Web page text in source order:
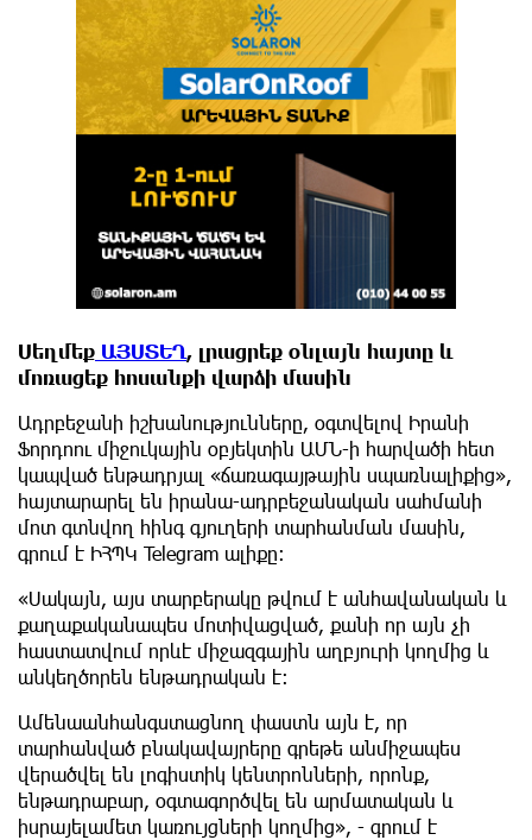
Սեղմեք ԱՅՍՏԵՂ, լրացրեք օնլայն հայտը և
մոռացեք հոսանքի վարձի մասին
Ադրբեջանի իշխանությունները, օգտվելով Իրանի
Ֆորդոու միջուկային օբյեկտին ԱՄՆ-ի հարվածի հետ
կապված ենթադրյալ «ճառագայթային սպառնալիքից»,
հայտարարել են իրանա-ադրբեջանական սահմանի
մոտ գտնվող հինգ գյուղերի տարհանման մասին,
գրում է ԻՀՊԿ Telegram ալիքը։
«Սակայն, այս տարբերակը թվում է անհավանական և
քաղաքականապես մոտիվացված, քանի որ այն չի
հաստատվում որևէ միջազգային աղբյուրի կողմից և
անկեղծորեն ենթադրական է։
Ամենաանհանգստացնող փաստն այն է, որ
տարհանված բնակավայրերը գրեթե անմիջապես
վերածվել են լոգիստիկ կենտրոնների, որոնք,
ենթադրաբար, օգտագործվել են արմատական և
իսրայելամետ կառույցների կողմից», - գրում է